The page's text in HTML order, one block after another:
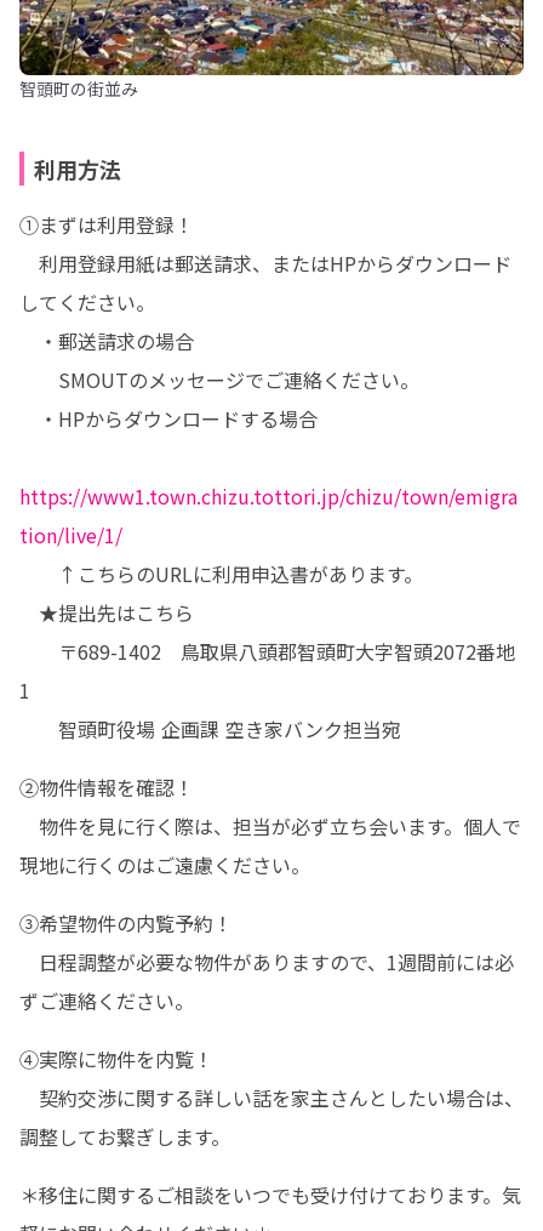
智頭町の街並み
利用方法
①まずは利用登録！
利用登録用紙は郵送請求、またはHPからダウンロード
してください。
・郵送請求の場合
SMOUTのメッセージでご連絡ください。
・HPからダウンロードする場合
https://www1.town.chizu.tottori.jp/chizu/town/emigra
tion/live/1/
↑こちらのURLに利用申込書があります。
★提出先はこちら
〒689-1402　鳥取県八頭郡智頭町大字智頭2072番地
1
智頭町役場 企画課 空き家バンク担当宛
②物件情報を確認！
物件を見に行く際は、担当が必ず立ち会います。個人で
現地に行くのはご遠慮ください。
③希望物件の内覧予約！
日程調整が必要な物件がありますので、1週間前には必
ずご連絡ください。
④実際に物件を内覧！
契約交渉に関する詳しい話を家主さんとしたい場合は、
調整してお繋ぎします。
＊移住に関するご相談をいつでも受け付けております。気